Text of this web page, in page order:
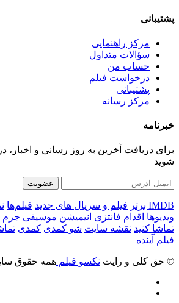
پشتیبانی
مرکز راهنمایی
سؤالات متداول
حساب من
درخواست فیلم
پشتیبانی
مرکز رسانه
خبرنامه
برای دریافت آخرین به روز رسانی و اخبار،
شوید
عضویت
IMDB برتر فیلم و سریال های جدید فیلم‌ها
ویدیوها اقدام فانتزی انیمیشن موسیقی جرم
تماشا کنید نقشه سایت شو کمدی کمدی
فیلم آینده
© حق کلی و رایت نکسو فیلم همه حقوق